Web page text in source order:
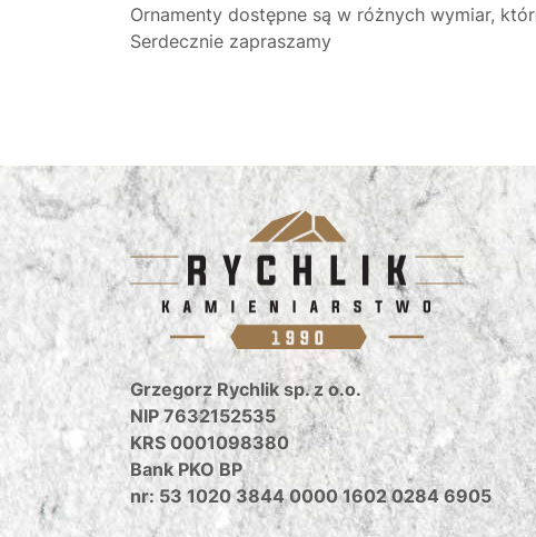
Ornamenty dostępne są w różnych wymiar,
Serdecznie zapraszamy
Grzegorz Rychlik sp. z o.o.
NIP 7632152535
KRS 0001098380
Bank PKO BP
nr: 53 1020 3844 0000 1602 0284 6905